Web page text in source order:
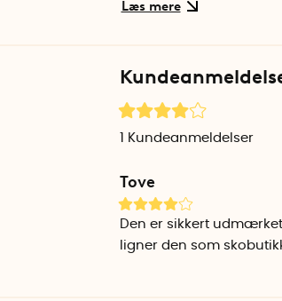
Du kan også selv
Kundeanmeldelser
Tove
Den er sikkert
ligner den som